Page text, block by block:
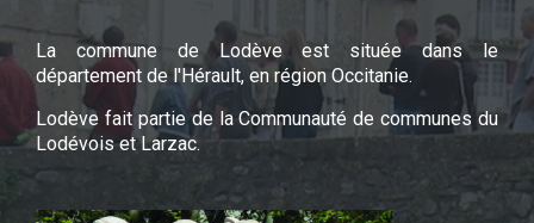
La commune de Lodève est située dans le
département de l'Hérault, en région Occitanie.
Lodève fait partie de la Communauté de communes du
Lodévois et Larzac.